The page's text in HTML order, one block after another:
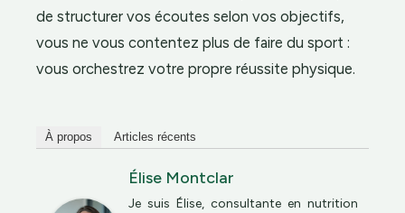
de structurer vos écoutes selon vos objectifs,
vous ne vous contentez plus de faire du sport :
vous orchestrez votre propre réussite physique.
À propos Articles récents
Élise Montclar
Je suis Élise, consultante en nutrition